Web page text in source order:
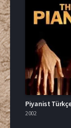
Piyanist
2002